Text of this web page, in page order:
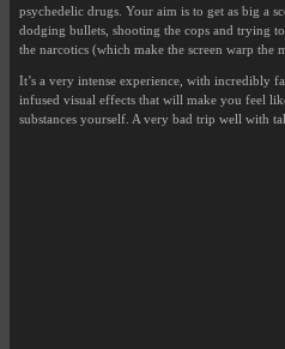
psychedelic drugs. Your aim is to get as big a
dodging bullets, shooting the cops and trying
the narcotics (which make the screen warp the
It’s a very intense experience, with incredibly
infused visual effects that will make you feel
substances yourself. A very bad trip well with